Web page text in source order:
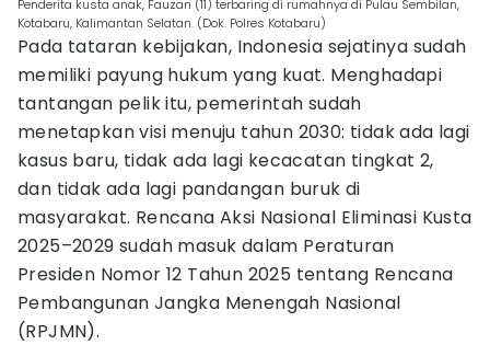
Penderita kusta anak, Fauzan (11) terbaring di rumahnya di Pulau Sembilan,
Kotabaru, Kalimantan Selatan. (Dok. Polres Kotabaru)
Pada tataran kebijakan, Indonesia sejatinya sudah
memiliki payung hukum yang kuat. Menghadapi
tantangan pelik itu, pemerintah sudah
menetapkan visi menuju tahun 2030: tidak ada lagi
kasus baru, tidak ada lagi kecacatan tingkat 2,
dan tidak ada lagi pandangan buruk di
masyarakat. Rencana Aksi Nasional Eliminasi Kusta
2025–2029 sudah masuk dalam Peraturan
Presiden Nomor 12 Tahun 2025 tentang Rencana
Pembangunan Jangka Menengah Nasional
(RPJMN).